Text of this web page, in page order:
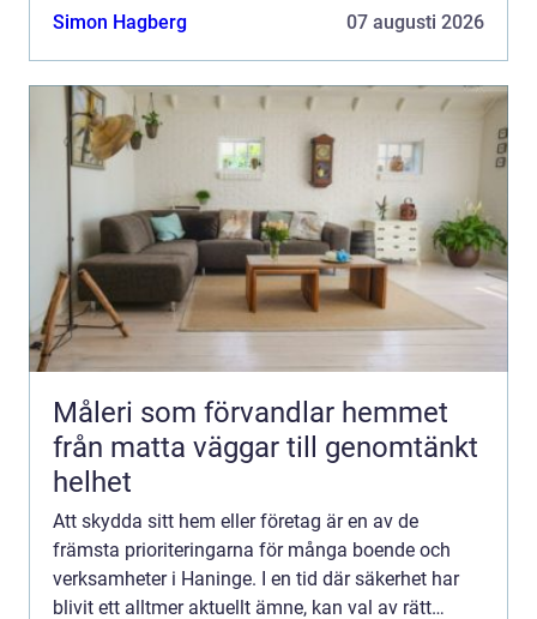
säkerhe...
Simon Hagberg 07 augusti 2026
Måleri som förvandlar hemmet
från matta väggar till genomtänkt
helhet
Att skydda sitt hem eller företag är en av de
främsta prioriteringarna för många boende och
verksamheter i Haninge. I en tid där säkerhet har
blivit ett alltmer aktuellt ämne, kan val av rätt